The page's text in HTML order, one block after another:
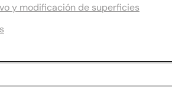
y modificación de superficies